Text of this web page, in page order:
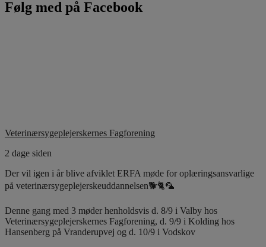
Følg med på Facebook
Veterinærsygeplejerskernes Fagforening
2 dage siden
Der vil igen i år blive afviklet ERFA møde for oplæringsansvarlige
på veterinærsygeplejerskeuddannelsen🐕🐈🦜
Denne gang med 3 møder henholdsvis d. 8/9 i Valby hos
Veterinærsygeplejerskernes Fagforening, d. 9/9 i Kolding hos
Hansenberg på Vranderupvej og d. 10/9 i Vodskov